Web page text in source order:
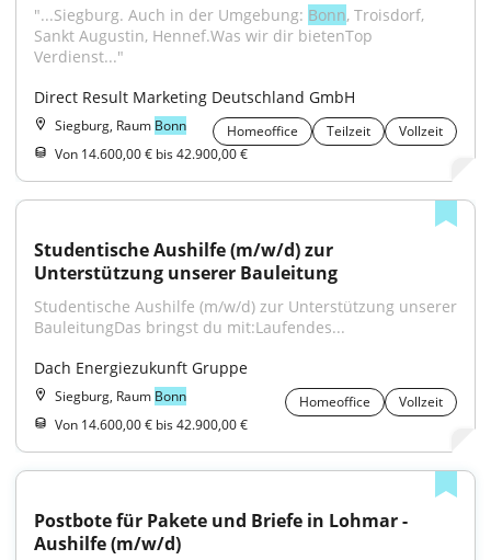
"...Siegburg. Auch in der Umgebung: Bonn, Troisdorf,
Sankt Augustin, Hennef.Was wir dir bietenTop
Verdienst..."
Direct Result Marketing Deutschland GmbH
Siegburg, Raum Bonn Homeoffice Teilzeit
Vollzeit
Von 14.600,00 € bis 42.900,00 €
Studentische Aushilfe (m/w/d) zur
Unterstützung unserer Bauleitung
Studentische Aushilfe (m/w/d) zur Unterstützung unserer
BauleitungDas bringst du mit:Laufendes...
Dach Energiezukunft Gruppe
Siegburg, Raum Bonn Homeoffice
Vollzeit
Von 14.600,00 € bis 42.900,00 €
Postbote für Pakete und Briefe in Lohmar -
Aushilfe (m/w/d)